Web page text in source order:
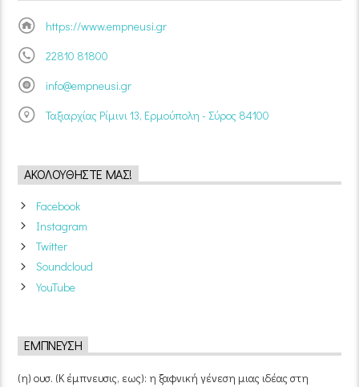
https://www.empneusi.gr
22810 81800
info@empneusi.gr
Ταξιαρχίας Ρίμινι 13, Ερμούπολη - Σύρος 84100
ΑΚΟΛΟΥΘΉΣΤΕ ΜΑΣ!
Facebook
Instagram
Twitter
Soundcloud
YouTube
ΈΜΠΝΕΥΣΗ
(η) ουσ. (Κ έμπνευσις, εως): η ξαφνική γένεση μιας ιδέας στη